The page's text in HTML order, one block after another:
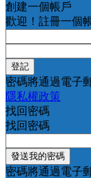
創建一個帳戶
歡迎！註冊一個
密碼將通過電子
隱私權政策
找回密碼
找回密碼
密碼將通過電子